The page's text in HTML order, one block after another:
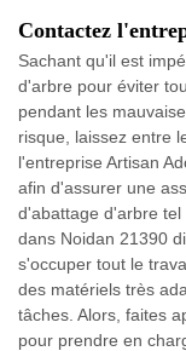
Contactez
Sachant qu'il est
d'arbre pour éviter
pendant les
risque, laissez entre
l'entreprise Artisan
afin d'assurer une
d'abattage d'arbre tel
dans Noidan 21390
s'occuper tout le
des matériels très
tâches. Alors, faites
pour prendre en